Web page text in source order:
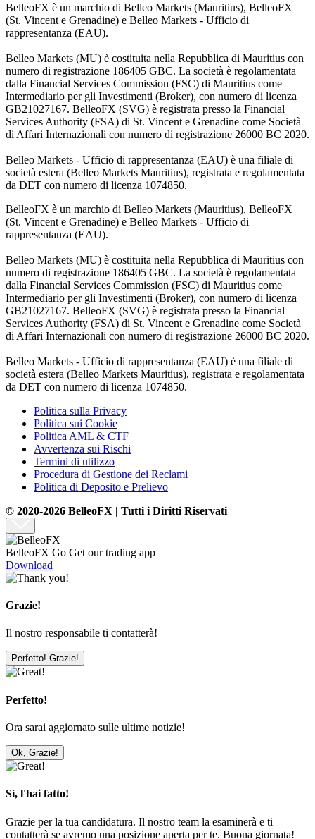
BelleoFX è un marchio di Belleo Markets (Mauritius), BelleoFX
(St. Vincent e Grenadine) e Belleo Markets - Ufficio di
rappresentanza (EAU).
Belleo Markets (MU) è costituita nella Repubblica di Mauritius con
numero di registrazione 186405 GBC. La società è regolamentata
dalla Financial Services Commission (FSC) di Mauritius come
Intermediario per gli Investimenti (Broker), con numero di licenza
GB21027167. BelleoFX (SVG) è registrata presso la Financial
Services Authority (FSA) di St. Vincent e Grenadine come Società
di Affari Internazionali con numero di registrazione 26000 BC 2020.
Belleo Markets - Ufficio di rappresentanza (EAU) è una filiale di
società estera (Belleo Markets Mauritius), registrata e regolamentata
da DET con numero di licenza 1074850.
BelleoFX è un marchio di Belleo Markets (Mauritius), BelleoFX
(St. Vincent e Grenadine) e Belleo Markets - Ufficio di
rappresentanza (EAU).
Belleo Markets (MU) è costituita nella Repubblica di Mauritius con
numero di registrazione 186405 GBC. La società è regolamentata
dalla Financial Services Commission (FSC) di Mauritius come
Intermediario per gli Investimenti (Broker), con numero di licenza
GB21027167. BelleoFX (SVG) è registrata presso la Financial
Services Authority (FSA) di St. Vincent e Grenadine come Società
di Affari Internazionali con numero di registrazione 26000 BC 2020.
Belleo Markets - Ufficio di rappresentanza (EAU) è una filiale di
società estera (Belleo Markets Mauritius), registrata e regolamentata
da DET con numero di licenza 1074850.
Politica sulla Privacy
Politica sui Cookie
Politica AML & CTF
Avvertenza sui Rischi
Termini di utilizzo
Procedura di Gestione dei Reclami
Politica di Deposito e Prelievo
© 2020-2026 BelleoFX | Tutti i Diritti Riservati
BelleoFX Go Get our trading app
Download
Grazie!
Il nostro responsabile ti contatterà!
Perfetto! Grazie!
Perfetto!
Ora sarai aggiornato sulle ultime notizie!
Ok, Grazie!
Sì, l'hai fatto!
Grazie per la tua candidatura. Il nostro team la esaminerà e ti
contatterà se avremo una posizione aperta per te. Buona giornata!